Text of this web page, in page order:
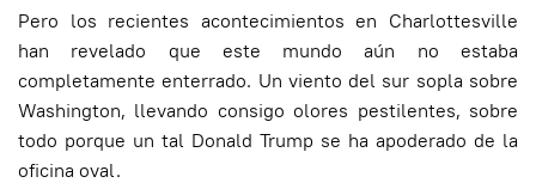
Pero los recientes acontecimientos en Charlottesville
han revelado que este mundo aún no estaba
completamente enterrado. Un viento del sur sopla sobre
Washington, llevando consigo olores pestilentes, sobre
todo porque un tal Donald Trump se ha apoderado de la
oficina oval.